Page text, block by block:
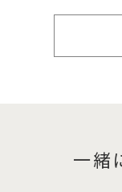
一緒